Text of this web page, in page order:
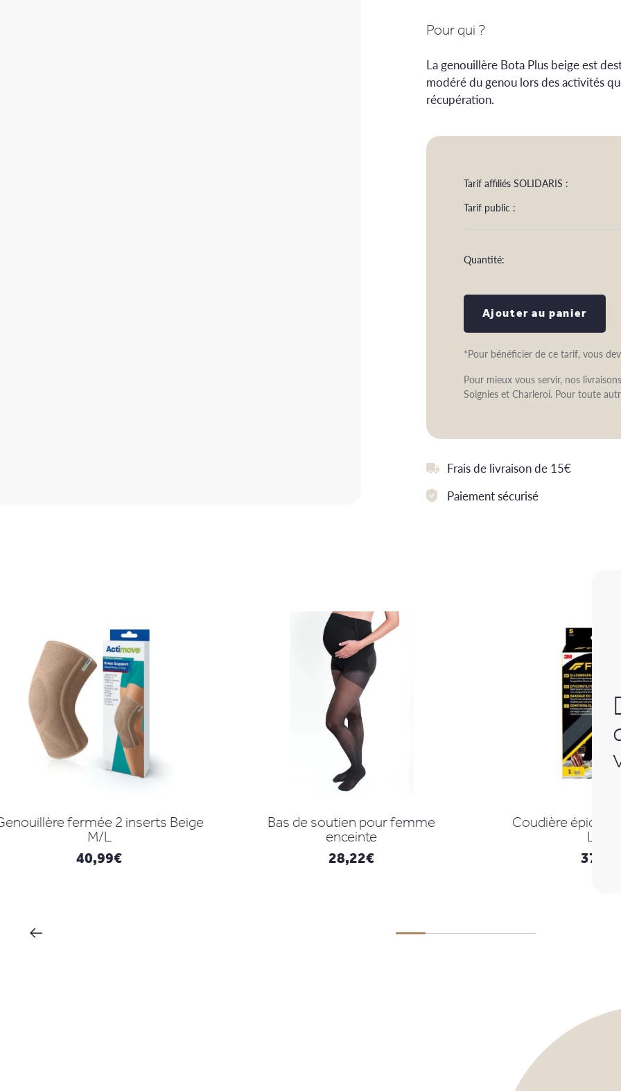
Pour qui ?
La genouillère Bota Plus beige est
modéré du genou lors des activités
récupération.
Tarif affiliés SOLIDARIS :
Tarif public :
Quantité:
Ajouter au panier
*Pour bénéficier de ce tarif, vous
Pour mieux vous servir, nos
Soignies et Charleroi. Pour toute
Frais de livraison de 15€
Paiement sécurisé
Beige
Bas de soutien pour femme
Coudière épicondylique Futuro